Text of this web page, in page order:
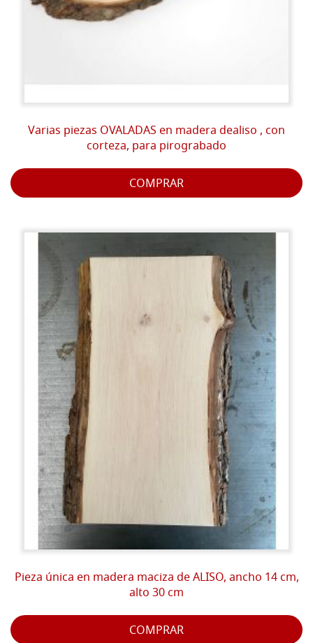
Varias piezas OVALADAS en madera dealiso , con
corteza, para pirograbado
COMPRAR
Pieza única en madera maciza de ALISO, ancho 14 cm,
alto 30 cm
COMPRAR